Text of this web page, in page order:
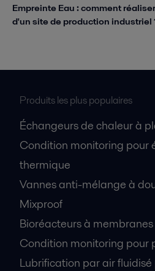
Empreinte Eau : comment
d'un site de production industriel
Produits les plus populaires
Échangeurs de chaleur à
Condition monitoring pour
thermique
Vannes anti-mélange à
Mixproof
Bioréacteurs à
Condition monitoring pour
Lubrification par air